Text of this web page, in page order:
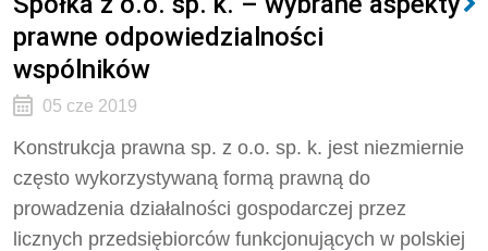
prawne odpowiedzialności
wspólników
05 cze 2019
Konstrukcja prawna sp. z o.o. sp. k. jest niezmiernie
często wykorzystywaną formą prawną do
prowadzenia działalności gospodarczej przez
licznych przedsiębiorców funkcjonujących w polskiej